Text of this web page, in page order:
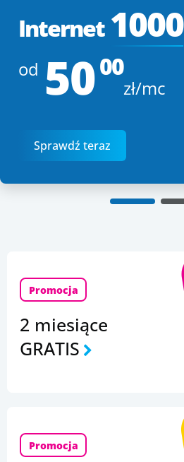
Internet 1000
od 5000
zł/mc
Sprawdź teraz
Promocja
2 miesiące
GRATIS
Promocja